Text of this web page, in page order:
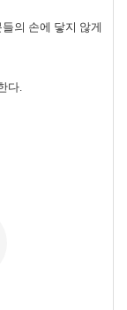
의 손에 닿지 않게
다.